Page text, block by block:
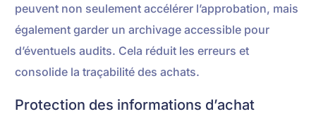
peuvent non seulement accélérer l’approbation, mais
également garder un archivage accessible pour
d’éventuels audits. Cela réduit les erreurs et
consolide la traçabilité des achats.
Protection des informations d’achat